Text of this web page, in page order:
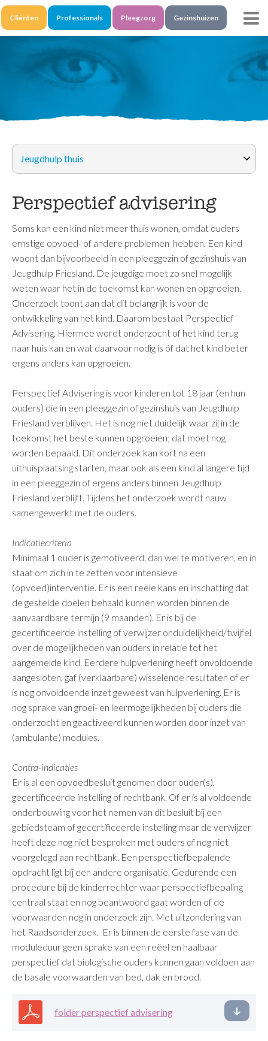
Skip
main
Skip
main
Cliënten Professionals Pleegzorg Gezinshuizen
Perspectief advisering
Soms kan een kind niet meer thuis wonen, omdat ouders
ernstige opvoed- of andere problemen hebben. Een kind
woont dan bijvoorbeeld in een pleeggezin of gezinshuis van
Jeugdhulp Friesland. De jeugdige moet zo snel mogelijk
weten waar het in de toekomst kan wonen en opgroeien.
Onderzoek toont aan dat dit belangrijk is voor de
ontwikkeling van het kind. Daarom bestaat Perspectief
Advisering. Hiermee wordt onderzocht of het kind terug
naar huis kan en wat daarvoor nodig is óf dat het kind beter
ergens anders kan opgroeien.
Perspectief Advisering is voor kinderen tot 18 jaar (en hun
ouders) die in een pleeggezin of gezinshuis van Jeugdhulp
Friesland verblijven. Het is nog niet duidelijk waar zij in de
toekomst het beste kunnen opgroeien; dat moet nog
worden bepaald. Dit onderzoek kan kort na een
uithuisplaatsing starten, maar ook als een kind al langere tijd
in een pleeggezin of ergens anders binnen Jeugdhulp
Friesland verblijft. Tijdens het onderzoek wordt nauw
samengewerkt met de ouders.
Indicatiecriteria
Minimaal 1 ouder is gemotiveerd, dan wel te motiveren, en in
staat om zich in te zetten voor intensieve
(opvoed)interventie. Er is een reële kans en inschatting dat
de gestelde doelen behaald kunnen worden binnen de
aanvaardbare termijn (9 maanden). Er is bij de
gecertificeerde instelling of verwijzer onduidelijkheid/twijfel
over de mogelijkheden van ouders in relatie tot het
aangemelde kind. Eerdere hulpverlening heeft onvoldoende
aangesloten, gaf (verklaarbare) wisselende resultaten of er
is nog onvoldoende inzet geweest van hulpverlening. Er is
nog sprake van groei- en leermogelijkheden bij ouders die
onderzocht en geactiveerd kunnen worden door inzet van
(ambulante) modules.
Contra-indicaties
Er is al een opvoedbesluit genomen door ouder(s),
gecertificeerde instelling of rechtbank. Of er is al voldoende
onderbouwing voor het nemen van dit besluit bij een
gebiedsteam of gecertificeerde instelling maar de verwijzer
heeft deze nog niet besproken met ouders of nog niet
voorgelegd aan rechtbank. Een perspectiefbepalende
opdracht ligt bij een andere organisatie. Gedurende een
procedure bij de kinderrechter waar perspectiefbepaling
centraal staat en nog beantwoord gaat worden of de
voorwaarden nog in onderzoek zijn. Met uitzondering van
het Raadsonderzoek. Er is binnen de eerste fase van de
moduleduur geen sprake van een reëel en haalbaar
perspectief dat biologische ouders kunnen gaan voldoen aan
de basale voorwaarden van bed, dak en brood.
folder perspectief advisering